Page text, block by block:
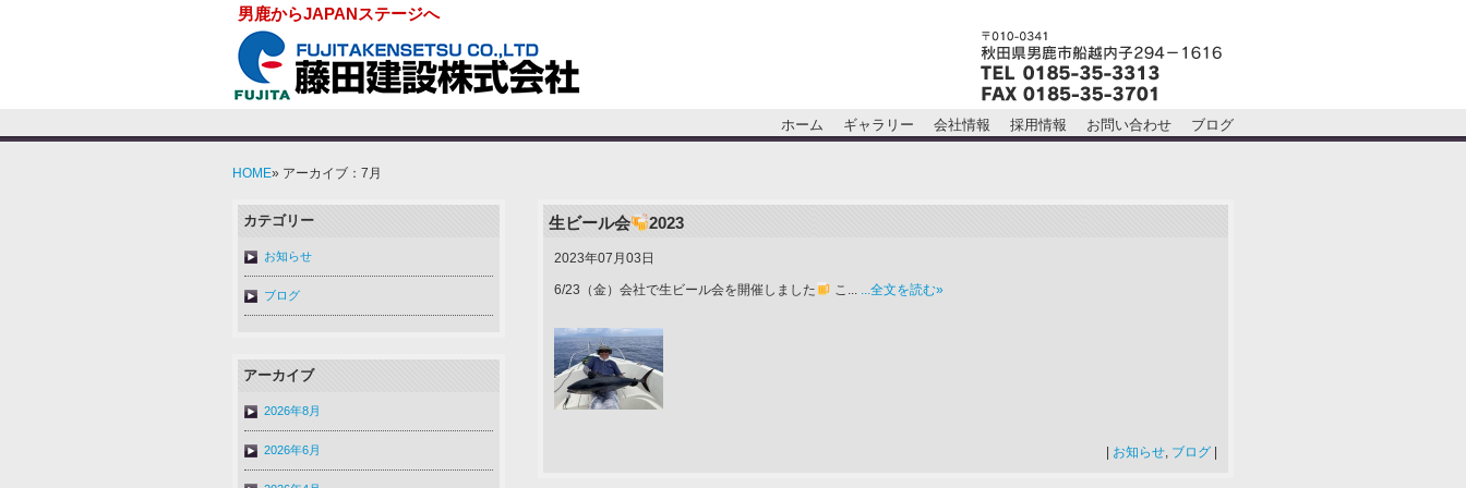
男鹿からJAPANステージへ
ホーム ギャラリー 会社情報 採用情報 お問い合わせ ブログ
HOME» アーカイブ：7月
カテゴリー
お知らせ
ブログ
アーカイブ
2026年8月
2026年6月
生ビール会 2023
2023年07月03日
6/23（金）会社で生ビール会を開催しました こ... ...全文を読む»
| お知らせ ブログ |